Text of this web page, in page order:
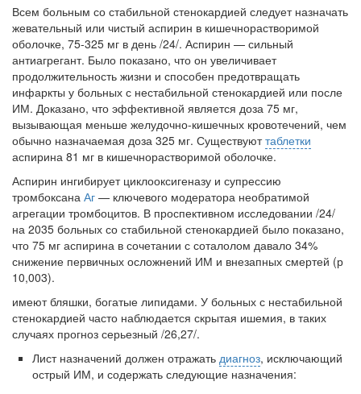
работников в
ближайшие годы. Она
заявила об этом на
встрече с журналистами ведущих...
Местная анестезия развивает кардиотоксичность
Федеральная служба по
надзору в сфере
здравоохранения озвучила
тревожную статистику. Она
касаются увеличения риска
острой кардиотоксичности и
роста сопутствующих
осложнений от...
Закон о праве родителей находиться с детьми в
реанимации внесен в Госдуму
Соответствующий
законопроект внесен в
палату на
рассмотрение. Суть его
Всем больным со стабильной стенокардией следует назначать
жеватель­ный или чистый аспирин в кишечнорастворимой
оболочке, 75-325 мг в день /24/. Аспирин — сильный
антиагрегант. Было показано, что он увеличивает
продолжительность жизни и способен предотвращать
инфаркты у больных с нестабильной стенокардией или после
ИМ. Доказано, что эффективной яв­ляется доза 75 мг,
вызывающая меньше желудочно-кишечных кровотечений, чем
обычно назначаемая доза 325 мг. Существуюттаблетки
аспирина 81 мг в кишечнорастворимой оболочке.
Аспирин ингибирует циклооксигеназу и супрессию
тромбоксана Аг — ключевого модератора необратимой
агрегации тромбоцитов. В проспектив­ном исследовании /24/
на 2035 больных со стабильной стенокардией было показано,
что 75 мг аспирина в сочетании с соталолом давало 34%
снижение первичных осложнений ИМ и внезапных смертей (р
10,003).
имеют бляшки, богатые липидами. У больных с нестабильной
стенокардией часто наблюдается скрытая ишемия, в таких
случаях прогноз серьезный /26,27/.
Лист назначений должен отражать диагноз, исключающий
острый ИМ, и содержать следующие назначения: